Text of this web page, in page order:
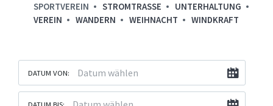
SPORTVEREIN
STROMTRASSE
UNTERHALTUNG
VEREIN
WANDERN WEIHNACHT WINDKRAFT
DATUM VON: